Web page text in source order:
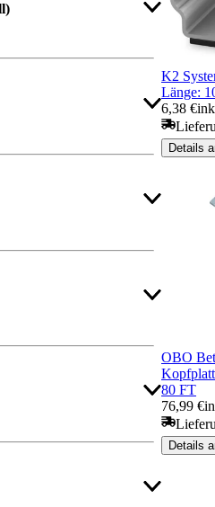
Bis
Bis
K2
Länge:
6,38 €
Details
OBO
80 FT
76,99 €
Details